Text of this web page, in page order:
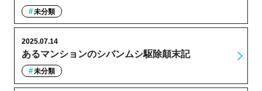
未分類
あるマンションのシバンムシ駆除顛末記
2025.07.14
未分類